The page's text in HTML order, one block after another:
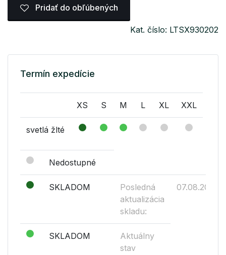
Pridať do obľúbených
Kat. číslo: LTSX930202
Termín expedície
XS S M L XL XXL
svetlá žlté
Nedostupné
SKLADOM
Posledná
aktualizácia
skladu:
07.08.2026
SKLADOM
Aktuálny
stav